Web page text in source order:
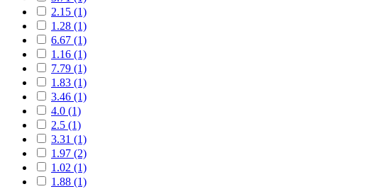
2.15 (1)
1.28 (1)
6.67 (1)
1.16 (1)
7.79 (1)
1.83 (1)
3.46 (1)
4.0 (1)
2.5 (1)
3.31 (1)
1.97 (2)
1.02 (1)
1.88 (1)